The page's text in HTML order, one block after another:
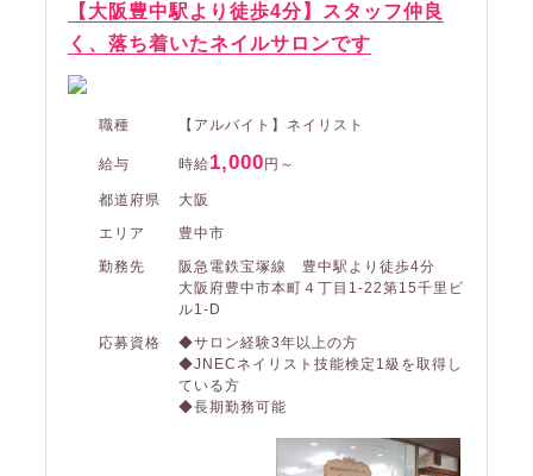
【大阪豊中駅より徒歩4分】スタッフ仲良
く、落ち着いたネイルサロンです
職種 【アルバイト】ネイリスト
給与 時給1,000 円～
都道府県
大阪
エリア
豊中市
勤務先
阪急電鉄宝塚線 豊中駅より徒歩4分
大阪府豊中市本町４丁目1-22第15千里ビ
ル1-D
応募資格
◆サロン経験3年以上の方
◆JNECネイリスト技能検定1級を取得し
ている方
◆長期勤務可能